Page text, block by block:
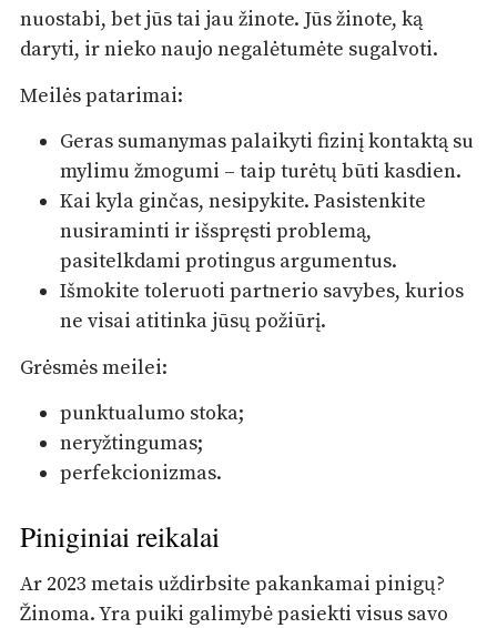
nuostabi, bet jūs tai jau žinote. Jūs žinote, ką
daryti, ir nieko naujo negalėtumėte sugalvoti.
Meilės patarimai:
Geras sumanymas palaikyti fizinį kontaktą su
mylimu žmogumi – taip turėtų būti kasdien.
Kai kyla ginčas, nesipykite. Pasistenkite
nusiraminti ir išspręsti problemą,
pasitelkdami protingus argumentus.
Išmokite toleruoti partnerio savybes, kurios
ne visai atitinka jūsų požiūrį.
Grėsmės meilei:
punktualumo stoka;
neryžtingumas;
perfekcionizmas.
Piniginiai reikalai
Ar 2023 metais uždirbsite pakankamai pinigų?
Žinoma. Yra puiki galimybė pasiekti visus savo